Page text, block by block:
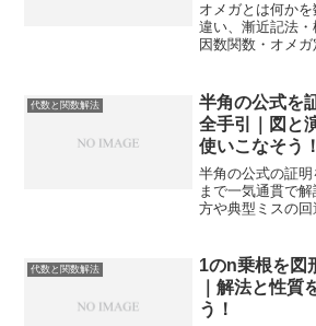
オメガとは何か
違い、漸近記法
因数関数・オメ
代数と関数解法
半角の公式を
全手引｜図と
使いこなそう！
半角の公式の証
まで一気通貫で
方や典型ミスの回
代数と関数解法
1のn乗根を図
｜解法と性質
う！